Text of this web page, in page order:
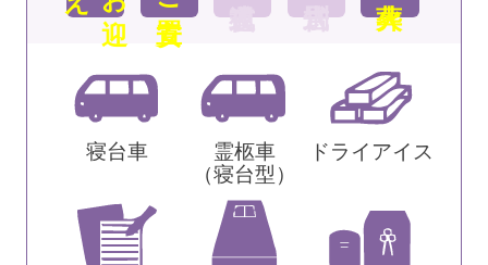
寝台車
霊柩車
（寝台型）
ドライアイス